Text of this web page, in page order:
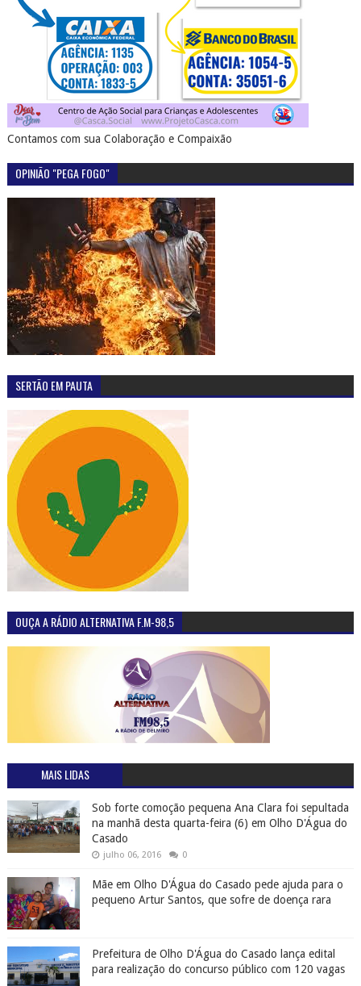
Contamos com sua Colaboração e Compaixão
OPINIÃO "PEGA FOGO"
SERTÃO EM PAUTA
OUÇA A RÁDIO ALTERNATIVA F.M-98,5
MAIS LIDAS
Sob forte comoção pequena Ana Clara foi sepultada
na manhã desta quarta-feira (6) em Olho D'Água do
Casado
julho 06, 2016 0
Mãe em Olho D'Água do Casado pede ajuda para o
pequeno Artur Santos, que sofre de doença rara
Prefeitura de Olho D'Água do Casado lança edital
para realização do concurso público com 120 vagas